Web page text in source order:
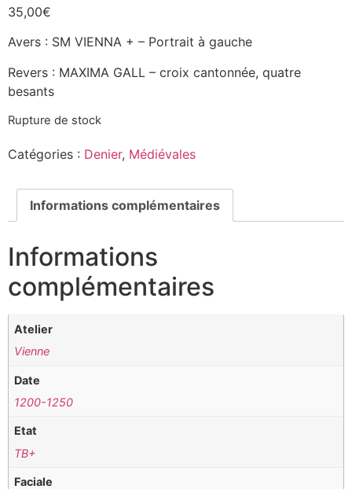
35,00€
Avers : SM VIENNA + – Portrait à gauche
Revers : MAXIMA GALL – croix cantonnée, quatre
besants
Rupture de stock
Catégories : Denier, Médiévales
Informations complémentaires
Informations
complémentaires
Atelier
Vienne
Date
1200-1250
Etat
TB+
Faciale